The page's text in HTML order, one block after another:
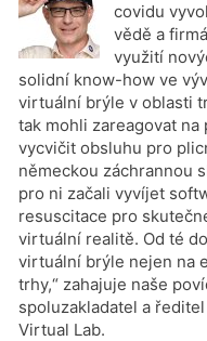
covidu
vědě a
využití
solidní know-how ve
virtuální brýle v oblasti
tak mohli zareagovat
vycvičit obsluhu pro
německou záchrannou
pro ni začali vyvíjet
resuscitace pro
virtuální realitě. Od té
virtuální brýle nejen na
trhy,“ zahajuje naše
spoluzakladatel a
Virtual Lab.